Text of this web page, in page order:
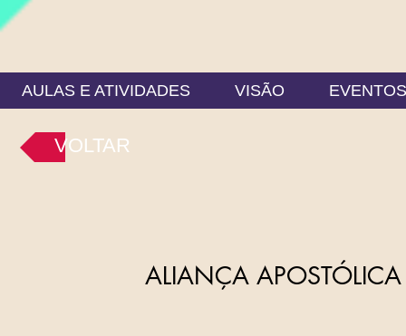
AULAS E ATIVIDADES VISÃO EVENTOS
VOLTAR
ALIANÇA